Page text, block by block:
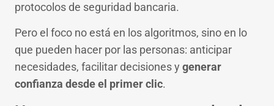
protocolos de seguridad bancaria.
Pero el foco no está en los algoritmos, sino en lo
que pueden hacer por las personas: anticipar
necesidades, facilitar decisiones y generar
confianza desde el primer clic.